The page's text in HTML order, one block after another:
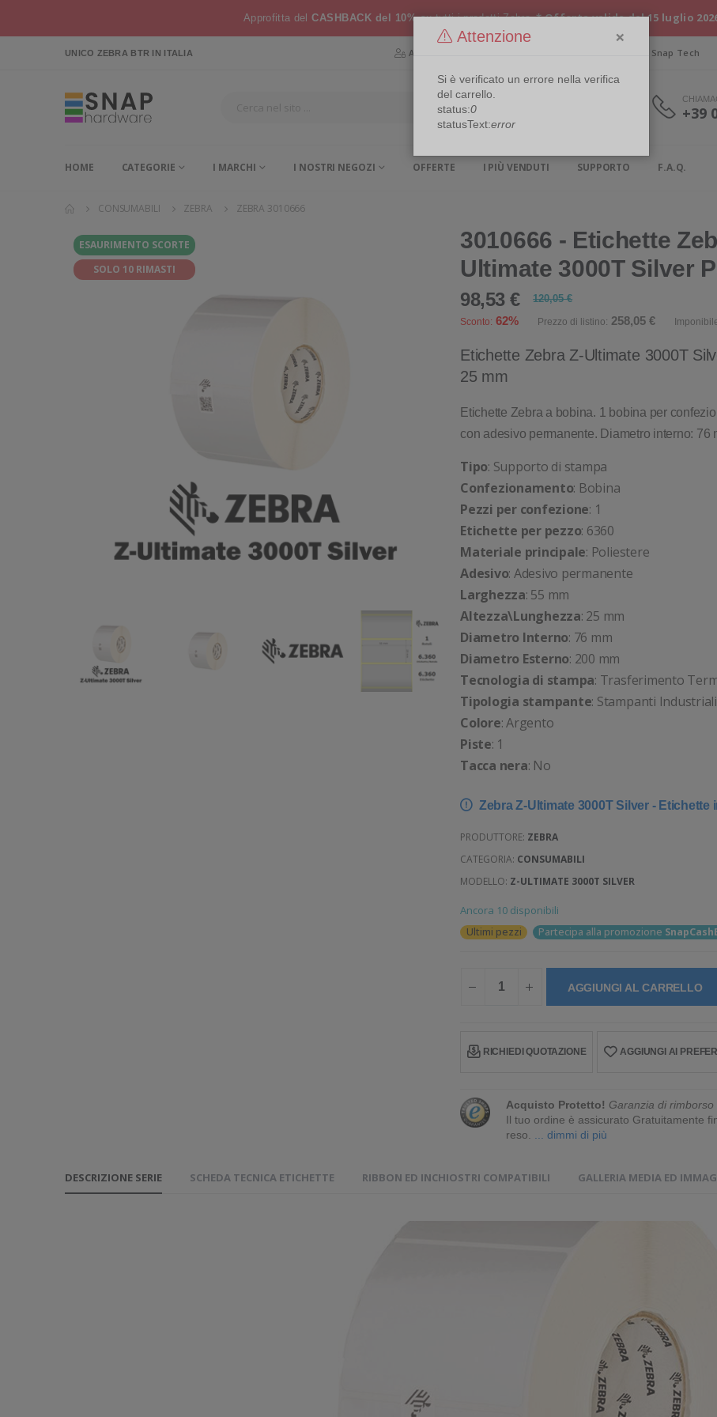
Approfitta del CASHBACK del 10%su tutti i prodotti Zebra * Offerta valida dal 15 luglio
UNICO ZEBRA BTR IN ITALIA Area Riservata Snap Tech
+39
HOME CATEGORIE I MARCHI I NOSTRI NEGOZI OFFERTE I PIÙ VENDUTI SUPPORTO F.A.Q.
CONSUMABILI ZEBRA ZEBRA 3010666
ESAURIMENTO SCORTE
SOLO 10 RIMASTI
3010666 - Etichette
Ultimate 3000T Silver
98,53 € 120,05 €
Sconto: 62% Prezzo di listino: 258,05 €
Etichette Zebra Z-Ultimate 3000T
25 mm
Etichette Zebra a bobina. 1 bobina per
con adesivo permanente. Diametro interno: 76
Tipo: Supporto di stampa
Confezionamento: Bobina
Pezzi per confezione: 1
Etichette per pezzo: 6360
Materiale principale: Poliestere
Adesivo: Adesivo permanente
Larghezza: 55 mm
Altezza\Lunghezza: 25 mm
Diametro Interno: 76 mm
Diametro Esterno: 200 mm
Tecnologia di stampa: Trasferimento
Tipologia stampante: Stampanti Industriali
Colore: Argento
Piste: 1
Tacca nera: No
Zebra Z-Ultimate 3000T Silver - Etichette
PRODUTTORE: ZEBRA
CATEGORIA: CONSUMABILI
MODELLO: Z-ULTIMATE 3000T SILVER
Ancora 10 disponibili
Ultimi pezzi Partecipa alla promozione
AGGIUNGI AL CARRELLO
RICHIEDI QUOTAZIONE AGGIUNGI AI
Acquisto Protetto! Garanzia di rimborso
Il tuo ordine è assicurato Gratuitamente
reso.
... dimmi di più
DESCRIZIONE SERIE SCHEDA TECNICA ETICHETTE RIBBON ED INCHIOSTRI COMPATIBILI GALLERIA MEDIA ED
Attenzione ×
Si è verificato un errore nella verifica
del carrello.
status:0
statusText:error